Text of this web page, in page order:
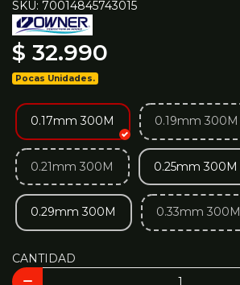
SKU: 70014845743015
$ 32.990
Pocas Unidades.
0.17mm 300M 0.19mm 300M
0.21mm 300M 0.25mm 300M
0.29mm 300M 0.33mm 300M
CANTIDAD